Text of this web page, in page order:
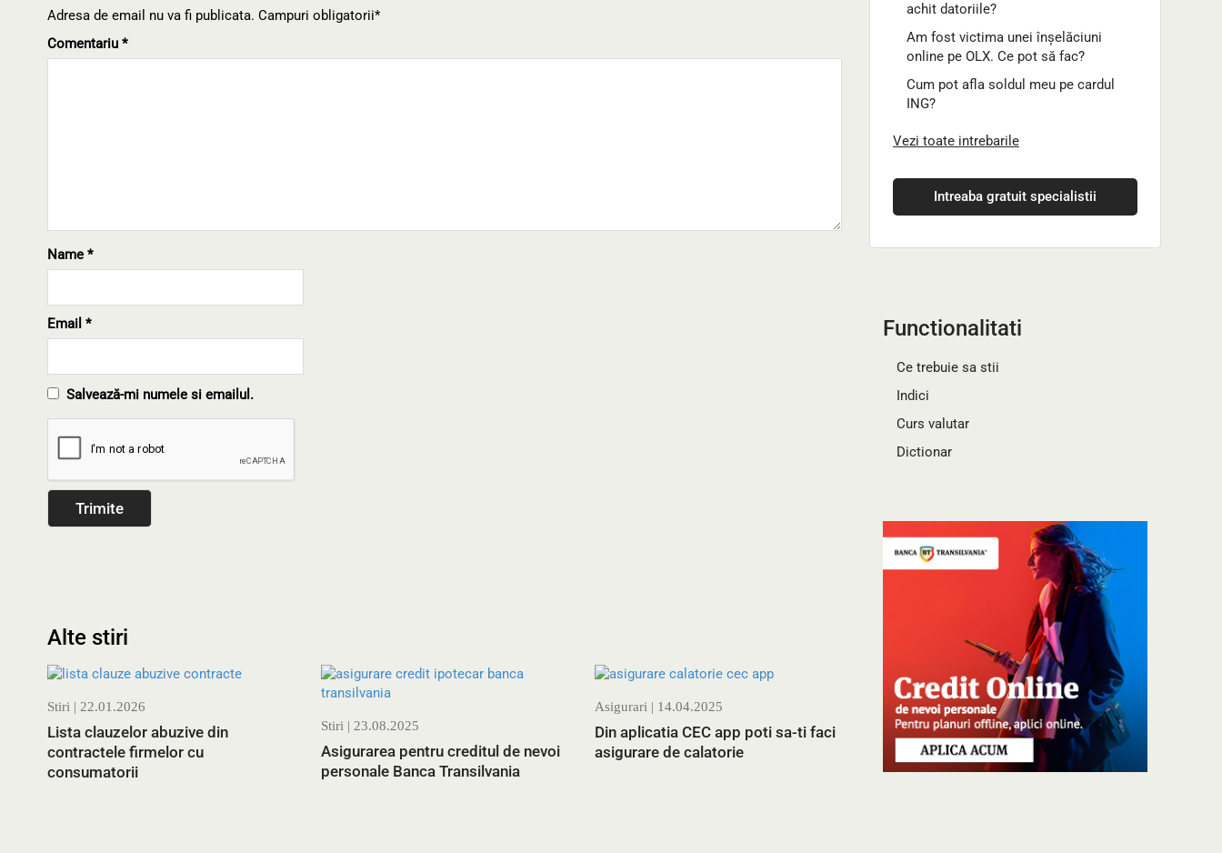
Adresa de email nu va fi publicata. Campuri obligatorii*
Comentariu *
Name *
Email *
Salvează-mi numele si emailul.
Alte stiri
Stiri | 22.01.2026
Lista clauzelor abuzive din
contractele firmelor cu
consumatorii
Stiri | 23.08.2025
Asigurarea pentru creditul de nevoi
personale Banca Transilvania
Asigurari | 14.04.2025
Din aplicatia CEC app poti sa-ti faci
asigurare de calatorie
achit datoriile?
Am fost victima unei înșelăciuni
online pe OLX. Ce pot să fac?
Cum pot afla soldul meu pe cardul
ING?
Vezi toate intrebarile
Intreaba gratuit specialistii
Functionalitati
Ce trebuie sa stii
Indici
Curs valutar
Dictionar